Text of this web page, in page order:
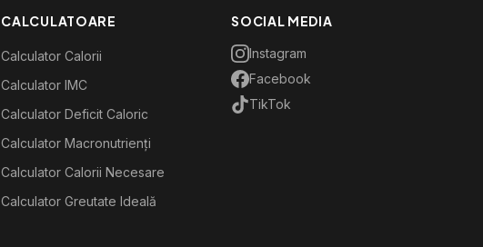
CALCULATOARE
Calculator Calorii
Calculator IMC
Calculator Deficit Caloric
Calculator Macronutrienți
Calculator Calorii Necesare
Calculator Greutate Ideală
SOCIAL MEDIA
Instagram
Facebook
TikTok